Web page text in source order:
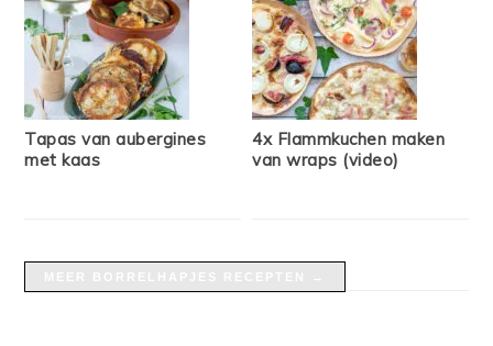
Tapas van aubergines
met kaas
4x Flammkuchen maken
van wraps (video)